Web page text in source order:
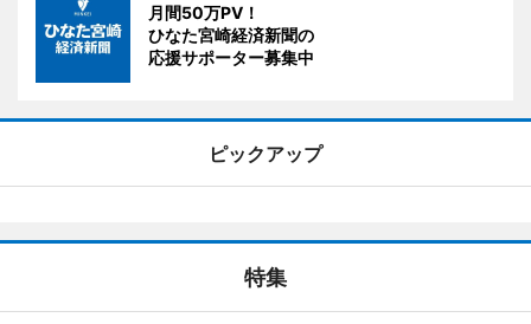
月間50万PV！
ひなた宮崎経済新聞の
応援サポーター募集中
ピックアップ
特集